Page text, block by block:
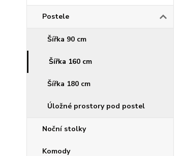
Postele
Šířka 90 cm
Šířka 160 cm
Šířka 180 cm
Úložné prostory pod postel
Noční stolky
Komody